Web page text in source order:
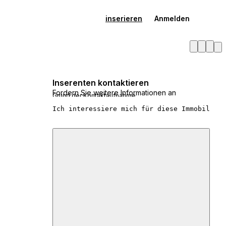
inserieren Anmelden
Inserenten kontaktieren
Fordern Sie weitere Informationen an
Grund der Kontaktaufnahme